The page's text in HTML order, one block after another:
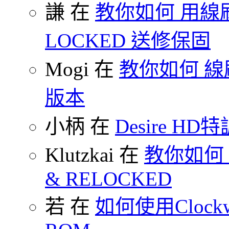
謙 在 教你如何 用線
LOCKED 送修保固
Mogi 在 教你如何 線
版本
小柄 在 Desire HD特
Klutzkai 在 教你如
& RELOCKED
若 在 如何使用